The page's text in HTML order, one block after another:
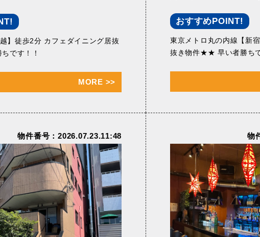
】徒歩2分 カフェダイニング居抜
です！！
MORE >>
おすすめPOINT!
東京メトロ丸の内線【新
抜き物件★★ 早い者勝ち
物件番号：2026.07.23.11:48 物